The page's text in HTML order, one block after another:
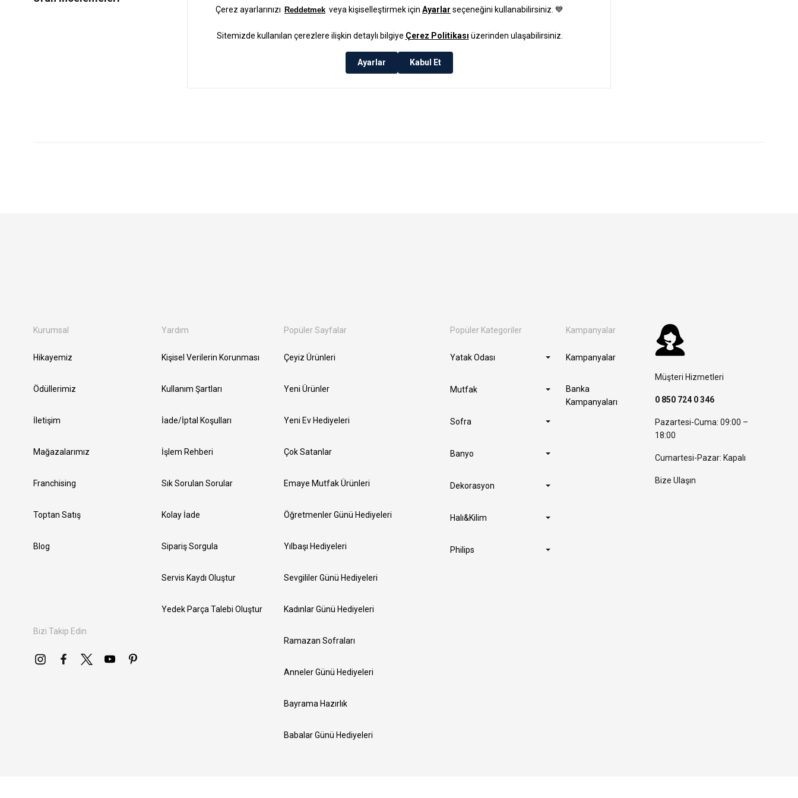
Kurumsal
Hikayemiz
Ödüllerimiz
İletişim
Mağazalarımız
Franchising
Toptan Satış
Blog
Bizi Takip Edin
Yardım
Kişisel Verilerin Korunması
Kullanım Şartları
İade/İptal Koşulları
İşlem Rehberi
Sık Sorulan Sorular
Kolay İade
Sipariş Sorgula
Servis Kaydı Oluştur
Yedek Parça Talebi Oluştur
Popüler Sayfalar
Çeyiz Ürünleri
Yeni Ürünler
Yeni Ev Hediyeleri
Çok Satanlar
Emaye Mutfak Ürünleri
Öğretmenler Günü Hediyeleri
Yılbaşı Hediyeleri
Sevgililer Günü Hediyeleri
Kadınlar Günü Hediyeleri
Ramazan Sofraları
Anneler Günü Hediyeleri
Bayrama Hazırlık
Babalar Günü Hediyeleri
Popüler Kategoriler
Yatak Odası
Mutfak
Sofra
Banyo
Dekorasyon
Halı&Kilim
Philips
Kampanyalar
Kampanyalar
Banka
Kampanyaları
Müşteri Hizmetleri
0 850 724 0 346
Pazartesi-Cuma: 09:00 –
18:00
Cumartesi-Pazar: Kapalı
Bize Ulaşın